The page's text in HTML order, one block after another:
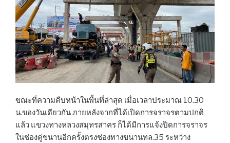
ขณะที่ความคืบหน้าในพื้นที่ล่าสุด เมื่อเวลาประมาณ 10.30
น.ของวันเดียวกัน ภายหลังจากที่ได้เปิดการจราจรตามปกติ
แล้ว แขวงทางหลวงสมุทรสาคร ก็ได้มีการแจ้งปิดการจราจร
ในช่องคู่ขนานอีกครั้งตรงช่องทางขนานทล.35 ระหว่าง